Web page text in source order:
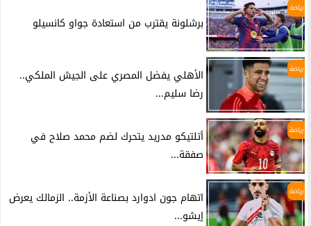
رياضة
برشلونة يقترب من استعادة جواو كانسيلو
رياضة
الأهلي يفضل المصري على الجيش الملكي..
رضا سليم...
رياضة
أتلتيكو مدريد يتحرك لضم محمد صلاح في
صفقة...
رياضة
اتهام جون ادوارد بصناعة الأزمة.. الزمالك يعرض
إيشو...